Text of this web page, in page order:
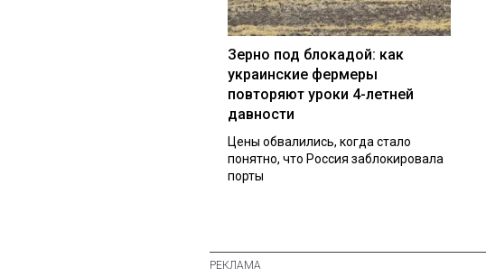
Зерно под блокадой: как
украинские фермеры
повторяют уроки 4-летней
давности
Цены обвалились, когда стало
понятно, что Россия заблокировала
порты